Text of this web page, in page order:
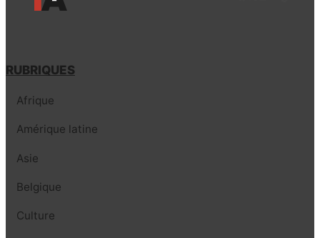
RUBRIQUES
Afrique
Amérique latine
Asie
Belgique
Culture